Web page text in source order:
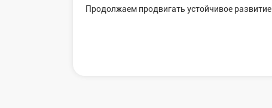
Продолжaем продвигать устойчивое развитие